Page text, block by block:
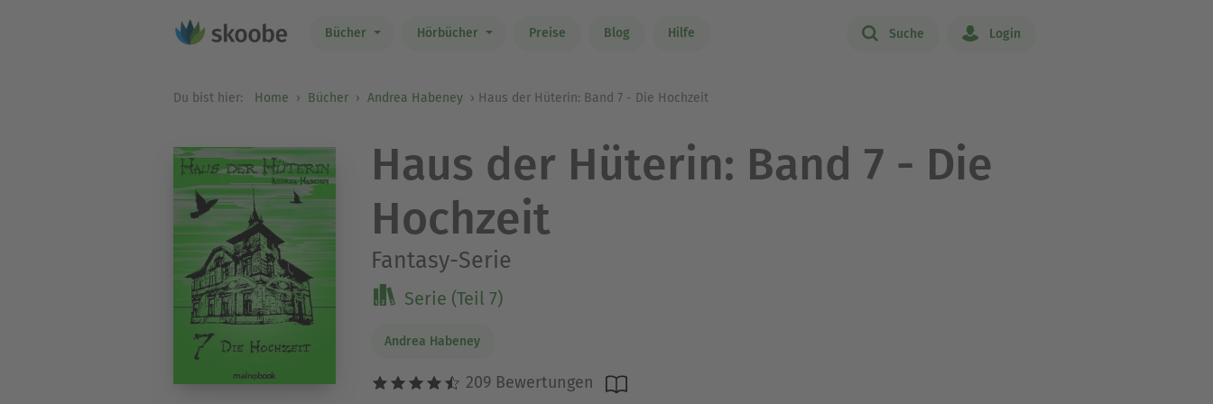
Bücher Hörbücher Preise Blog Hilfe Suche Login
Du bist hier: Home Bücher Andrea Habeney Haus der Hüterin: Band 7 - Die Hochzeit
Haus der Hüterin: Band 7 - Die
Hochzeit
Fantasy-Serie
Serie (Teil 7)
Andrea Habeney
209 Bewertungen